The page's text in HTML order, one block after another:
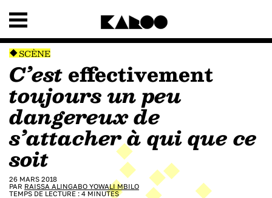
SCÈNE
C’esteffectivement
toujours un peu
dangereux de
s’attacher à qui que ce
soit
26 MARS 2018
PAR RAISSA ALINGABO YOWALI MBILO
TEMPS DE LECTURE : 4 MINUTES